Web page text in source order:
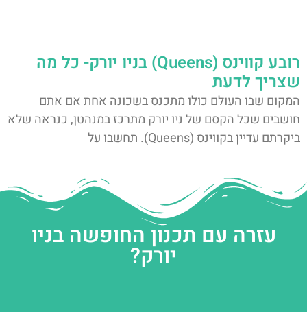
רובע קווינס (Queens) בניו יורק- כל מה
שצריך לדעת
המקום שבו העולם כולו מתכנס בשכונה אחת אם אתם
חושבים שכל הקסם של ניו יורק מתרכז במנהטן, כנראה שלא
ביקרתם עדיין בקווינס (Queens). תחשבו על
עזרה עם תכנון החופשה בניו
יורק?